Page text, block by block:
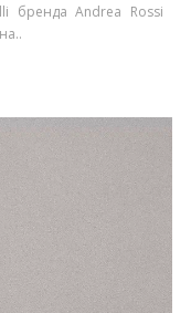
бренда Andrea Rossi